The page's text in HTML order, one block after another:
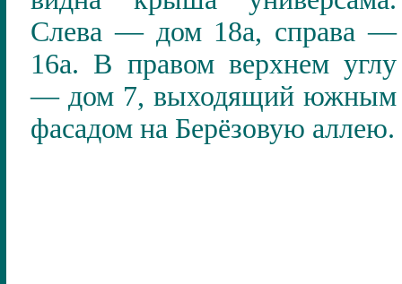
Слева — дом 18а, справа —
16а. В правом верхнем углу
— дом 7, выходящий южным
фасадом на Берёзовую аллею.